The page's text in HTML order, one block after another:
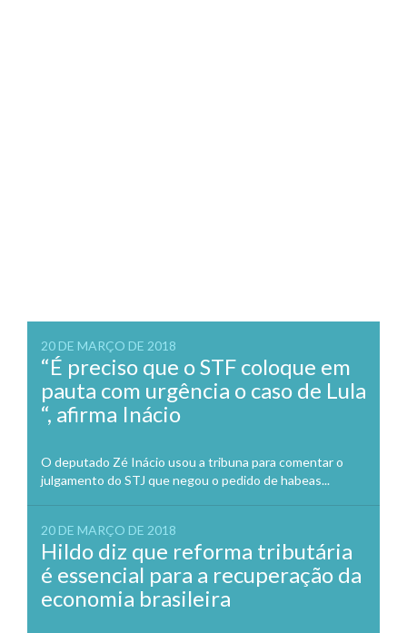
20 DE MARÇO DE 2018
“É preciso que o STF coloque em
pauta com urgência o caso de Lula
“, afirma Inácio
O deputado Zé Inácio usou a tribuna para comentar o
julgamento do STJ que negou o pedido de habeas...
20 DE MARÇO DE 2018
Hildo diz que reforma tributária
é essencial para a recuperação da
economia brasileira